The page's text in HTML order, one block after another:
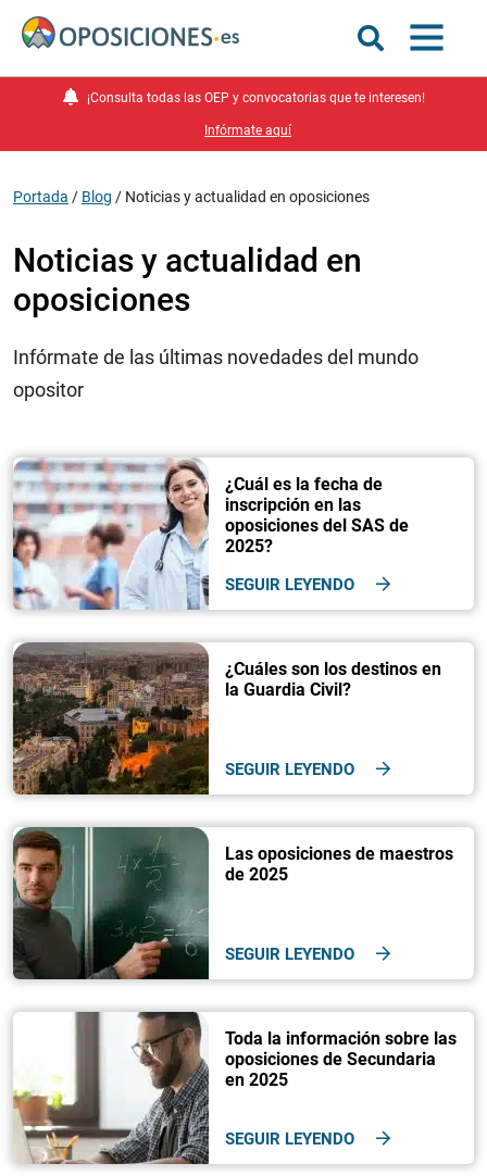
¡Consulta todas las OEP y convocatorias que te interesen!
Infórmate aquí
Portada / Blog / Noticias y actualidad en oposiciones
Noticias y actualidad en
oposiciones
Infórmate de las últimas novedades del mundo
opositor
¿Cuál es la fecha de
inscripción en las
oposiciones del SAS de
2025?
SEGUIR LEYENDO
¿Cuáles son los destinos en
la Guardia Civil?
SEGUIR LEYENDO
Las oposiciones de maestros
de 2025
SEGUIR LEYENDO
Toda la información sobre las
oposiciones de Secundaria
en 2025
SEGUIR LEYENDO